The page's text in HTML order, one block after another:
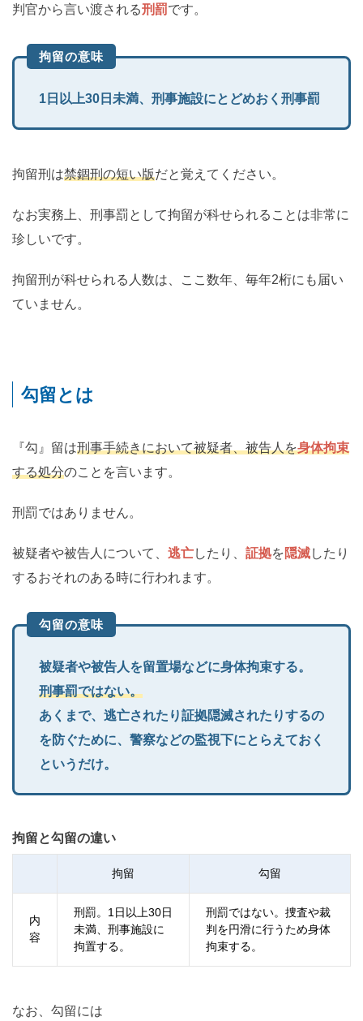
判官から言い渡される刑罰です。
拘留の意味
1日以上30日未満、刑事施設にとどめおく刑事罰
拘留刑は禁錮刑の短い版だと覚えてください。
なお実務上、刑事罰として拘留が科せられることは非常に
珍しいです。
拘留刑が科せられる人数は、ここ数年、毎年2桁にも届い
ていません。
勾留とは
『勾』留は刑事手続きにおいて被疑者、被告人を身体拘束
する処分のことを言います。
刑罰ではありません。
被疑者や被告人について、 逃亡したり、 証拠を隠滅したり
するおそれのある時に行われます。
勾留の意味
被疑者や被告人を留置場などに身体拘束する。
刑事罰ではない。
あくまで、逃亡されたり証拠隠滅されたりするの
を防ぐために、警察などの監視下にとらえておく
というだけ。
拘留と勾留の違い
拘留 勾留
内
容
刑罰。 1日以上30日
未満、刑事施設に
拘置する。
刑罰ではない。捜査や裁
判を円滑に行うため身体
拘束する。
なお、勾留には